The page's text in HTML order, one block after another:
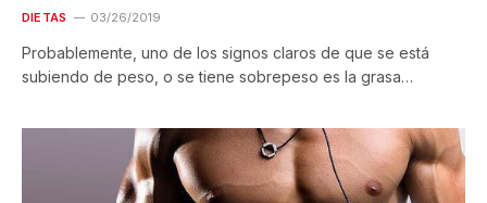
DIETAS 03/26/2019
Probablemente, uno de los signos claros de que se está
subiendo de peso, o se tiene sobrepeso es la grasa…